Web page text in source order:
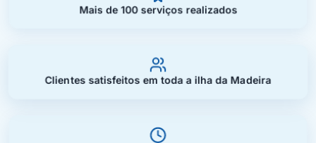
Mais de 100 serviços realizados
Clientes satisfeitos em toda a ilha da Madeira